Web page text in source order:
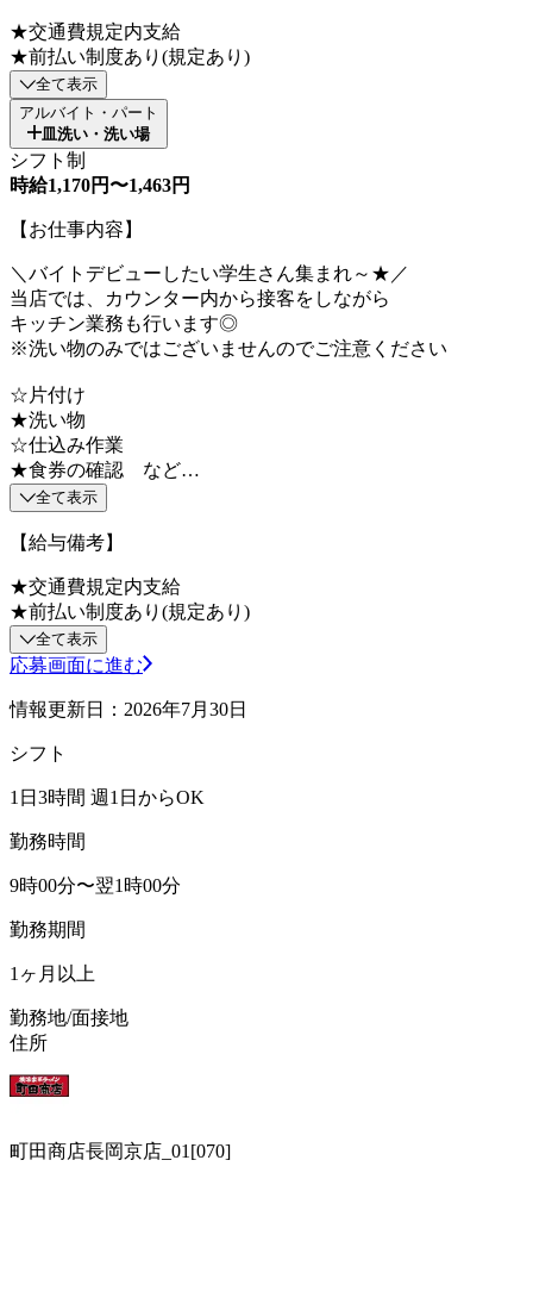
★交通費規定内支給
★前払い制度あり(規定あり)
全て表示
アルバイト・パート
皿洗い・洗い場
シフト制
時給1,170円〜1,463円
【お仕事内容】
＼バイトデビューしたい学生さん集まれ～★／
当店では、カウンター内から接客をしながら
キッチン業務も行います◎
※洗い物のみではございませんのでご注意ください
☆片付け
★洗い物
☆仕込み作業
★食券の確認 など…
全て表示
【給与備考】
★交通費規定内支給
★前払い制度あり(規定あり)
全て表示
応募画面に進む
情報更新日：2026年7月30日
シフト
1日3時間 週1日からOK
勤務時間
9時00分〜翌1時00分
勤務期間
1ヶ月以上
勤務地/面接地
住所
町田商店長岡京店_01[070]